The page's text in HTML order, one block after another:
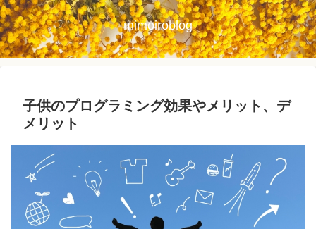
mimoiroblog
子供のプログラミング効果やメリット、デ
メリット